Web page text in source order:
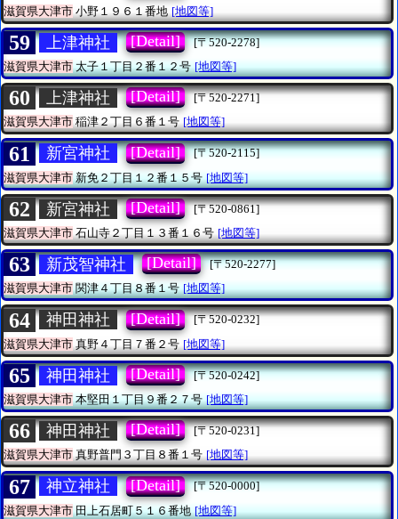
滋賀県大津市 小野１９６１番地 [地図等]
59 上津神社 [Detail]
[〒520-2278]
滋賀県大津市太子１丁目２番１２号 [地図等]
60 上津神社 [Detail]
[〒520-2271]
滋賀県大津市稲津２丁目６番１号 [地図等]
61 新宮神社 [Detail]
[〒520-2115]
滋賀県大津市新免２丁目１２番１５号 [地図等]
62 新宮神社 [Detail]
[〒520-0861]
滋賀県大津市石山寺２丁目１３番１６号 [地図等]
63 新茂智神社 [Detail]
[〒520-2277]
滋賀県大津市関津４丁目８番１号 [地図等]
64 神田神社 [Detail]
[〒520-0232]
滋賀県大津市 真野４丁目７番２号 [地図等]
65 神田神社 [Detail]
[〒520-0242]
滋賀県大津市本堅田１丁目９番２７号 [地図等]
66 神田神社 [Detail]
[〒520-0231]
滋賀県大津市真野普門３丁目８番１号 [地図等]
67 神立神社 [Detail]
[〒520-0000]
滋賀県大津市田上石居町５１６番地 [地図等]